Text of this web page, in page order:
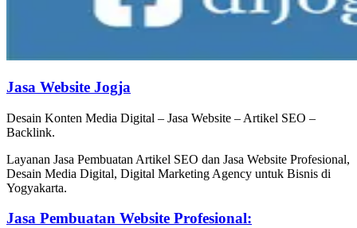
Jasa Website Jogja
Desain Konten Media Digital – Jasa Website – Artikel SEO –
Backlink.
Layanan Jasa Pembuatan Artikel SEO dan Jasa Website Profesional,
Desain Media Digital, Digital Marketing Agency untuk Bisnis di
Yogyakarta.
Jasa Pembuatan Website Profesional: